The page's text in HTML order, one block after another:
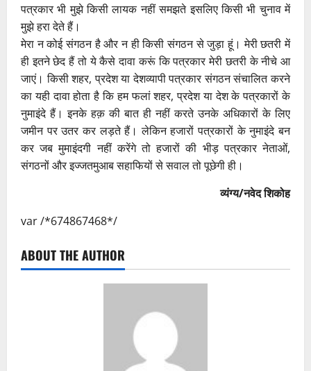
पत्रकार भी मुझे किसी लायक नहीं समझते इसलिए किसी भी चुनाव में
मुझे हरा देते हैं।
मेरा न कोई संगठन है और न ही किसी संगठन से जुड़ा हूं। मेरी छतरी में
ही इतने छेद हैं तो ये कैसे दावा करूं कि पत्रकार मेरी छतरी के नीचे आ
जाएं। किसी शहर, प्रदेश या देशव्यापी पत्रकार संगठन संचालित करने
का यही दावा होता है कि हम फलां शहर, प्रदेश या देश के पत्रकारों के
नुमाइंदे हैं। इनके हक़ की बात ही नहीं करते उनके अधिकारों के लिए
जमीन पर उतर कर लड़ते हैं। लेकिन हजारों पत्रकारों के नुमाइंदे बन
कर जब मुमाइंदगी नहीं करेंगे तो हजारों की भीड़ पत्रकार नेताओं,
संगठनों और इज्जतमुआब सहाफियों से सवाल तो पूछेगी ही।
व्यंग्य/नवेद शिकोह
var /*674867468*/
ABOUT THE AUTHOR